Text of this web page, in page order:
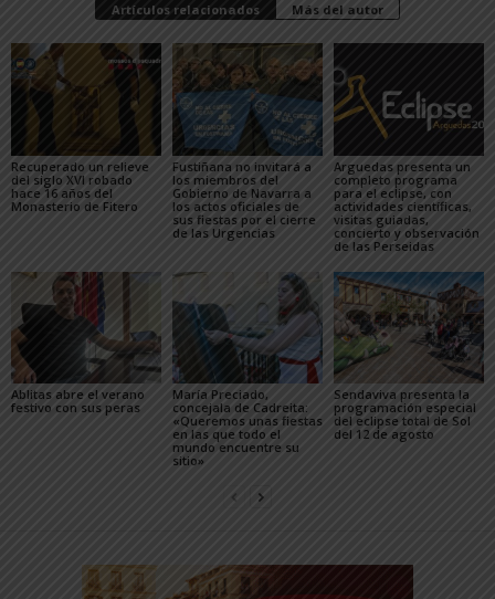
Artículos relacionados Más del autor
Recuperado un relieve
del siglo XVI robado
hace 16 años del
Monasterio de Fitero
Fustiñana no invitará a
los miembros del
Gobierno de Navarra a
los actos oficiales de
sus fiestas por el cierre
de las Urgencias
Arguedas presenta un
completo programa
para el eclipse, con
actividades científicas,
visitas guiadas,
concierto y observación
de las Perseidas
Ablitas abre el verano
festivo con sus peras
María Preciado,
concejala de Cadreita:
«Queremos unas fiestas
en las que todo el
mundo encuentre su
sitio»
Sendaviva presenta la
programación especial
del eclipse total de Sol
del 12 de agosto